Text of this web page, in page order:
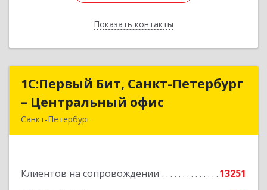
Показать контакты
Назад
1С:Первый Бит, Санкт-Петербург
– Центральный офис
Санкт-Петербург
Клиентов на сопровождении
13251
1С:Первый Бит, Санкт-Петербург
– Центральный офис